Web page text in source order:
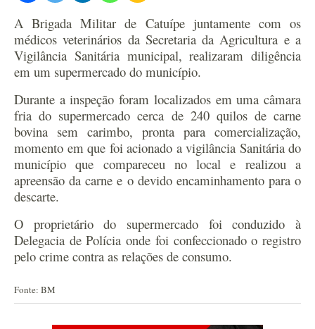
A Brigada Militar de Catuípe juntamente com os
médicos veterinários da Secretaria da Agricultura e a
Vigilância Sanitária municipal, realizaram diligência
em um supermercado do município.
Durante a inspeção foram localizados em uma câmara
fria do supermercado cerca de 240 quilos de carne
bovina sem carimbo, pronta para comercialização,
momento em que foi acionado a vigilância Sanitária do
município que compareceu no local e realizou a
apreensão da carne e o devido encaminhamento para o
descarte.
O proprietário do supermercado foi conduzido à
Delegacia de Polícia onde foi confeccionado o registro
pelo crime contra as relações de consumo.
Fonte: BM